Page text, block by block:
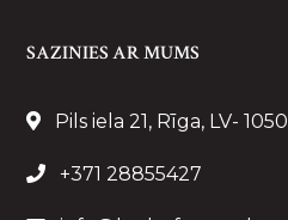
SAZINIES AR MUMS
Pils iela 21, Rīga, LV- 1050
+371 28855427